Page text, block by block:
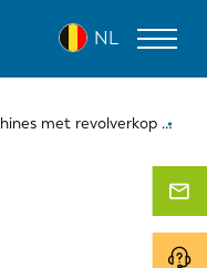
NL
met revolverkop